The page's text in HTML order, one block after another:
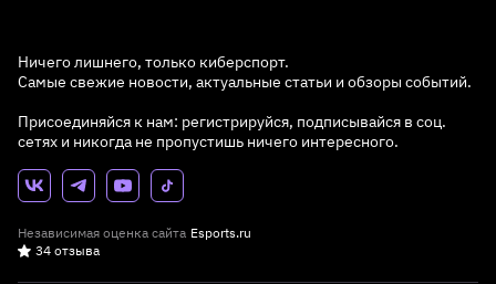
Ничего лишнего, только киберспорт.
Самые свежие новости, актуальные статьи и обзоры событий.
Присоединяйся к нам: регистрируйся, подписывайся в соц.
сетях и никогда не пропустишь ничего интересного.
Независимая оценка сайта Esports.ru
34 отзыва